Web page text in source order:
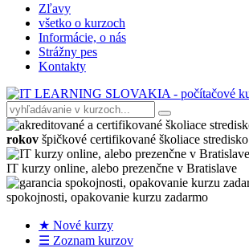
Zľavy
všetko o kurzoch
Informácie, o nás
Strážny pes
Kontakty
rokov špičkové certifikované školiace stredisko
IT kurzy online, alebo prezenčne v Bratislave
spokojnosti, opakovanie kurzu zadarmo
★ Nové kurzy
☰ Zoznam kurzov